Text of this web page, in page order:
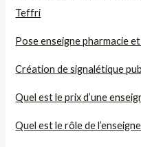
Teffri
Pose enseigne pharmacie
Création de signalétique
Quel est le prix d’une
Quel est le rôle de l’enseigne